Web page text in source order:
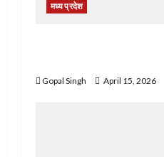
मध्य प्रदेश
Gopal Singh April 15, 2026